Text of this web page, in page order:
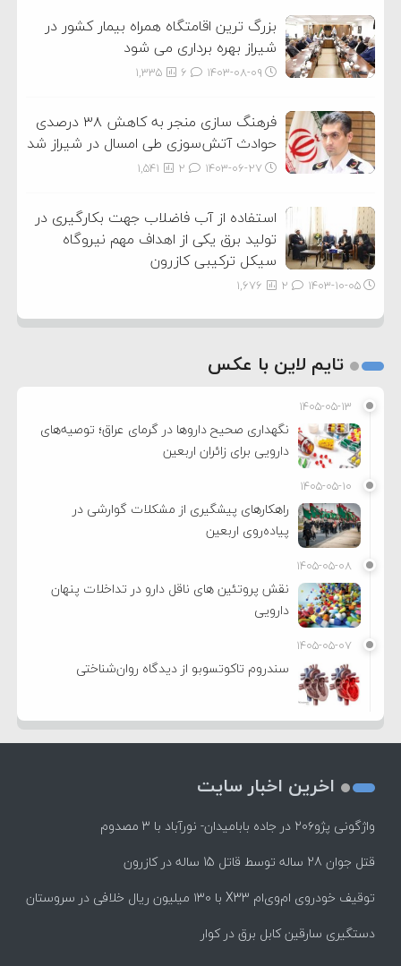
بزرگ ترین اقامتگاه همراه بیمار کشور در
شیراز بهره برداری می شود
۱۴۰۳-۰۸-۰۹ 1,335
فرهنگ سازی منجر به کاهش ۳۸ درصدی
حوادث آتش‌سوزی طی امسال در شیراز شد
۱۴۰۳-۰۶-۲۷ 1,541
استفاده از آب فاضلاب جهت بکارگیری در
تولید برق یکی از اهداف مهم نیروگاه
سیکل ترکیبی کازرون
۱۴۰۳-۱۰-۰۵ 1,676
تایم لاین با عکس
۱۴۰۵-۰۵-۱۳
نگهداری صحیح داروها در گرمای عراق؛ توصیه‌های
دارویی برای زائران اربعین
۱۴۰۵-۰۵-۱۰
راهکارهای پیشگیری از مشکلات گوارشی در
پیاده‌روی اربعین
۱۴۰۵-۰۵-۰۸
نقش پروتئین های ناقل دارو در تداخلات پنهان
دارویی
۱۴۰۵-۰۵-۰۷
سندروم تاکوتسوبو از دیدگاه روان‌شناختی
اخرین اخبار سایت
واژگونی پژو۲۰۶ در جاده بابامیدان- نورآباد با ۳ مصدوم
قتل جوان 28 ساله توسط قاتل 15 ساله در کازرون
توقیف خودروی ام‌وی‌ام X33 با ۱۳۰ میلیون ریال خلافی در سروستان
دستگیری سارقین کابل برق در کوار